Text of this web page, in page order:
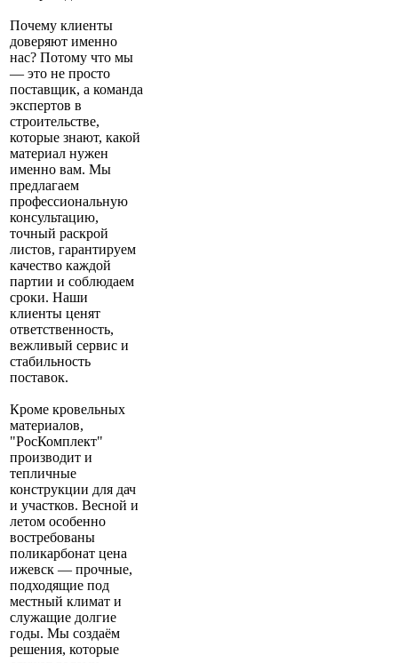
Почему клиенты
доверяют именно
нас? Потому что мы
— это не просто
поставщик, а команда
экспертов в
строительстве,
которые знают, какой
материал нужен
именно вам. Мы
предлагаем
профессиональную
консультацию,
точный раскрой
листов, гарантируем
качество каждой
партии и соблюдаем
сроки. Наши
клиенты ценят
ответственность,
вежливый сервис и
стабильность
поставок.
Кроме кровельных
материалов,
"РосКомплект"
производит и
тепличные
конструкции для дач
и участков. Весной и
летом особенно
востребованы
поликарбонат цена
ижевск — прочные,
подходящие под
местный климат и
служащие долгие
годы. Мы создаём
решения, которые